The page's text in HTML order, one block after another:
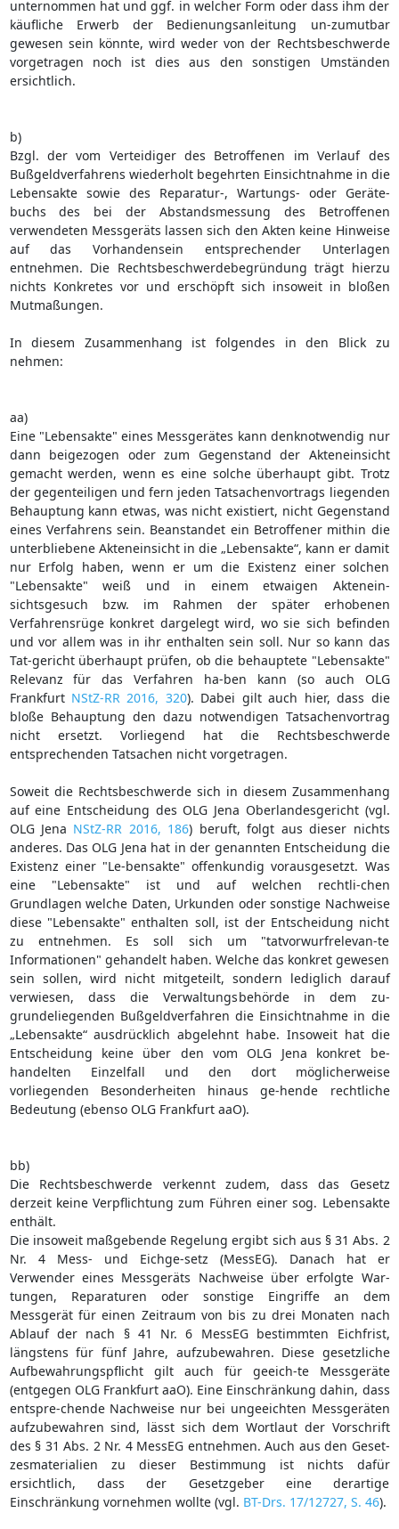
unternommen hat und ggf. in welcher Form oder dass ihm der
käufliche Erwerb der Bedienungsanleitung un-zumutbar
gewesen sein könnte, wird weder von der Rechtsbeschwerde
vorgetragen noch ist dies aus den sonstigen Umständen
ersichtlich.
b)
Bzgl. der vom Verteidiger des Betroffenen im Verlauf des
Bußgeldverfahrens wiederholt begehrten Einsichtnahme in die
Lebensakte sowie des Reparatur-, Wartungs- oder Geräte-
buchs des bei der Abstandsmessung des Betroffenen
verwendeten Messgeräts lassen sich den Akten keine Hinweise
auf das Vorhandensein entsprechender Unterlagen
entnehmen. Die Rechtsbeschwerdebegründung trägt hierzu
nichts Konkretes vor und erschöpft sich insoweit in bloßen
Mutmaßungen.
In diesem Zusammenhang ist folgendes in den Blick zu
nehmen:
aa)
Eine "Lebensakte" eines Messgerätes kann denknotwendig nur
dann beigezogen oder zum Gegenstand der Akteneinsicht
gemacht werden, wenn es eine solche überhaupt gibt. Trotz
der gegenteiligen und fern jeden Tatsachenvortrags liegenden
Behauptung kann etwas, was nicht existiert, nicht Gegenstand
eines Verfahrens sein. Beanstandet ein Betroffener mithin die
unterbliebene Akteneinsicht in die „Lebensakte“, kann er damit
nur Erfolg haben, wenn er um die Existenz einer solchen
"Lebensakte" weiß und in einem etwaigen Aktenein-
sichtsgesuch bzw. im Rahmen der später erhobenen
Verfahrensrüge konkret dargelegt wird, wo sie sich befinden
und vor allem was in ihr enthalten sein soll. Nur so kann das
Tat-gericht überhaupt prüfen, ob die behauptete "Lebensakte"
Relevanz für das Verfahren ha-ben kann (so auch OLG
Frankfurt NStZ-RR 2016, 320). Dabei gilt auch hier, dass die
bloße Behauptung den dazu notwendigen Tatsachenvortrag
nicht ersetzt. Vorliegend hat die Rechtsbeschwerde
entsprechenden Tatsachen nicht vorgetragen.
Soweit die Rechtsbeschwerde sich in diesem Zusammenhang
auf eine Entscheidung des OLG Jena Oberlandesgericht (vgl.
OLG Jena NStZ-RR 2016, 186) beruft, folgt aus dieser nichts
anderes. Das OLG Jena hat in der genannten Entscheidung die
Existenz einer "Le-bensakte" offenkundig vorausgesetzt. Was
eine "Lebensakte" ist und auf welchen rechtli-chen
Grundlagen welche Daten, Urkunden oder sonstige Nachweise
diese "Lebensakte" enthalten soll, ist der Entscheidung nicht
zu entnehmen. Es soll sich um "tatvorwurfrelevan-te
Informationen" gehandelt haben. Welche das konkret gewesen
sein sollen, wird nicht mitgeteilt, sondern lediglich darauf
verwiesen, dass die Verwaltungsbehörde in dem zu-
grundeliegenden Bußgeldverfahren die Einsichtnahme in die
„Lebensakte“ ausdrücklich abgelehnt habe. Insoweit hat die
Entscheidung keine über den vom OLG Jena konkret be-
handelten Einzelfall und den dort möglicherweise
vorliegenden Besonderheiten hinaus ge-hende rechtliche
Bedeutung (ebenso OLG Frankfurt aaO).
bb)
Die Rechtsbeschwerde verkennt zudem, dass das Gesetz
derzeit keine Verpflichtung zum Führen einer sog. Lebensakte
enthält.
Die insoweit maßgebende Regelung ergibt sich aus § 31 Abs. 2
Nr. 4 Mess- und Eichge-setz (MessEG). Danach hat er
Verwender eines Messgeräts Nachweise über erfolgte War-
tungen, Reparaturen oder sonstige Eingriffe an dem
Messgerät für einen Zeitraum von bis zu drei Monaten nach
Ablauf der nach § 41 Nr. 6 MessEG bestimmten Eichfrist,
längstens für fünf Jahre, aufzubewahren. Diese gesetzliche
Aufbewahrungspflicht gilt auch für geeich-te Messgeräte
(entgegen OLG Frankfurt aaO). Eine Einschränkung dahin, dass
entspre-chende Nachweise nur bei ungeeichten Messgeräten
aufzubewahren sind, lässt sich dem Wortlaut der Vorschrift
des § 31 Abs. 2 Nr. 4 MessEG entnehmen. Auch aus den Geset-
zesmaterialien zu dieser Bestimmung ist nichts dafür
ersichtlich, dass der Gesetzgeber eine derartige
Einschränkung vornehmen wollte (vgl. BT-Drs. 17/12727, S. 46).